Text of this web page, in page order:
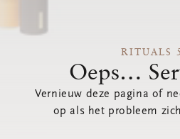
RITUALS
Oeps…
Vernieuw deze pagina of
op als het probleem